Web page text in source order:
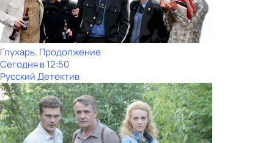
Глухарь. Продолжение
Сегодня в 12:50
Русский Детектив